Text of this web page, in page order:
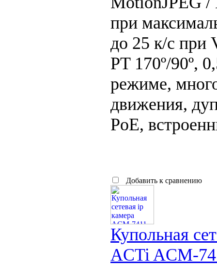
при
до 25 к/с при
PT 170º/90º,
режиме,
движения,
PoE,
Добавить к сравнению
Купольная
ACTi ACM-